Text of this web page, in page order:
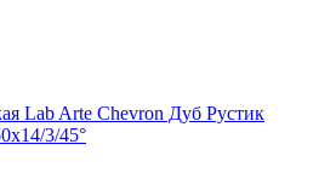
Lab Arte Chevron Дуб Рустик
3/45°